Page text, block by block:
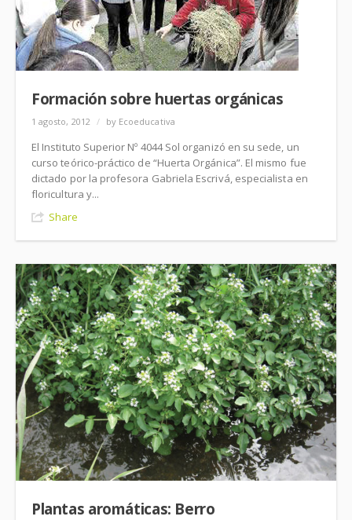
Formación sobre huertas orgánicas
1 agosto, 2012 / by Ecoeducativa
El Instituto Superior Nº 4044 Sol organizó en su sede, un
curso teórico-práctico de “Huerta Orgánica”. El mismo fue
dictado por la profesora Gabriela Escrivá, especialista en
floricultura y...
Share
Plantas aromáticas: Berro